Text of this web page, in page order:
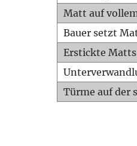
Matt auf
Bauer setzt
Erstickte Matts
Türme auf der